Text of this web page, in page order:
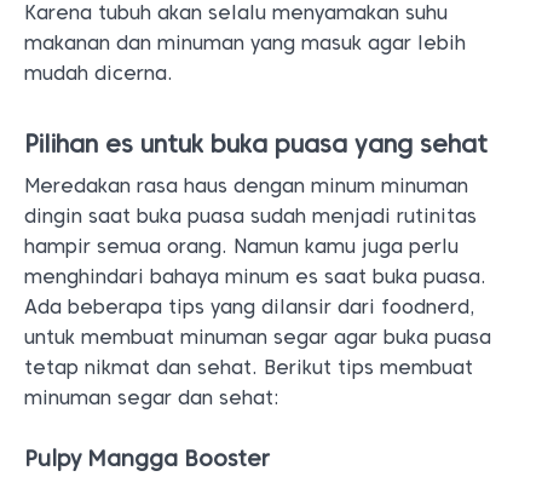
Karena tubuh akan selalu menyamakan suhu
makanan dan minuman yang masuk agar lebih
mudah dicerna.
Pilihan es untuk buka puasa yang sehat
Meredakan rasa haus dengan minum minuman
dingin saat buka puasa sudah menjadi rutinitas
hampir semua orang. Namun kamu juga perlu
menghindari bahaya minum es saat buka puasa.
Ada beberapa tips yang dilansir dari foodnerd,
untuk membuat minuman segar agar buka puasa
tetap nikmat dan sehat. Berikut tips membuat
minuman segar dan sehat:
Pulpy Mangga Booster